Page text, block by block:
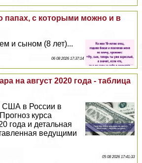
папах, с которыми можно и в
и сыном (8 лет)...
06 08 2026 17:37:14
на август 2020 года - таблица
США в России в
курса
года и детальная
ведущими
05 08 2026 17:41:33